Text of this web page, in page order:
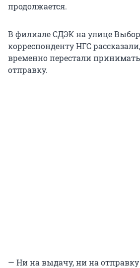
продолжается.
В филиале СДЭК на улице
корреспонденту НГС
временно перестали
отправку.
— Ни на выдачу, ни на отправку